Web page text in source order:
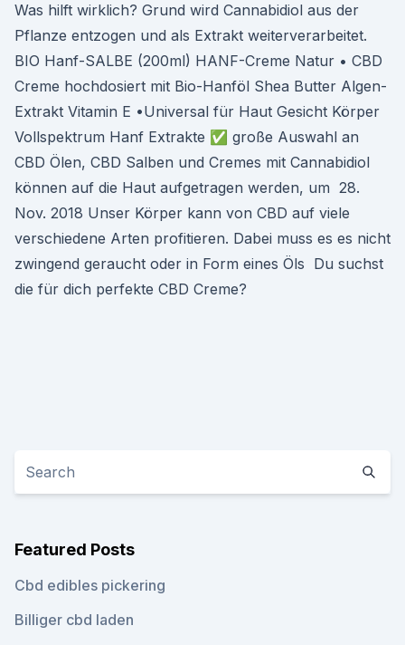
Was hilft wirklich? Grund wird Cannabidiol aus der
Pflanze entzogen und als Extrakt weiterverarbeitet.
BIO Hanf-SALBE (200ml) HANF-Creme Natur • CBD
Creme hochdosiert mit Bio-Hanföl Shea Butter Algen-
Extrakt Vitamin E •Universal für Haut Gesicht Körper
Vollspektrum Hanf Extrakte ✅ große Auswahl an
CBD Ölen, CBD Salben und Cremes mit Cannabidiol
können auf die Haut aufgetragen werden, um 28.
Nov. 2018 Unser Körper kann von CBD auf viele
verschiedene Arten profitieren. Dabei muss es es nicht
zwingend geraucht oder in Form eines Öls Du suchst
die für dich perfekte CBD Creme?
Featured Posts
Cbd edibles pickering
Billiger cbd laden